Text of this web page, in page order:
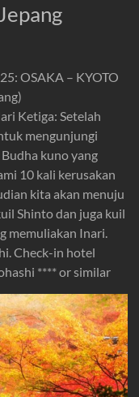
OSAKA – KYOTO
Ketiga: Setelah
mengunjungi
kuno yang
10 kali kerusakan
kita akan menuju
Shinto dan juga kuil
memuliakan Inari.
Check-in hotel
**** or similar